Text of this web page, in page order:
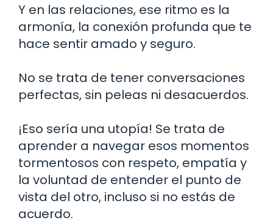
Y en las relaciones, ese ritmo es la
armonía, la conexión profunda que te
hace sentir amado y seguro.
No se trata de tener conversaciones
perfectas, sin peleas ni desacuerdos.
¡Eso sería una utopía! Se trata de
aprender a navegar esos momentos
tormentosos con respeto, empatía y
la voluntad de entender el punto de
vista del otro, incluso si no estás de
acuerdo.